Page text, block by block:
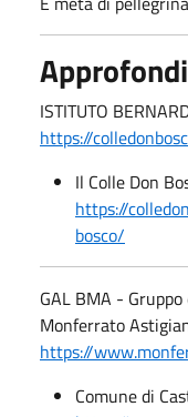
ISTITUTO
https://
Il Colle Don
https://
bosco/
GAL BMA -
Monferrato
https://
Comune di